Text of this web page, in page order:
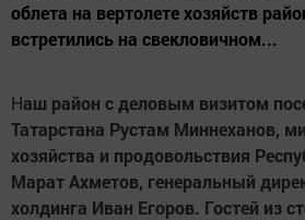
облета на вертолете хозяйств
встретились на свекловичном...
Наш район с деловым визитом
Татарстана Рустам Миннеханов,
хозяйства и продовольствия
Марат Ахметов, генеральный
холдинга Иван Егоров. Гостей из